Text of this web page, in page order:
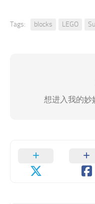
Tags: blocks LEGO
想进入我的妙